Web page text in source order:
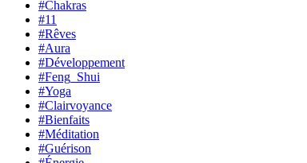
#Chakras
#11
#Rêves
#Aura
#Développement
#Feng_Shui
#Yoga
#Clairvoyance
#Bienfaits
#Méditation
#Guérison